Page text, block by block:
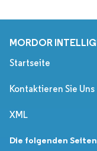
MORDOR
Startseite
Kontaktieren Sie Uns
XML
Die folgenden